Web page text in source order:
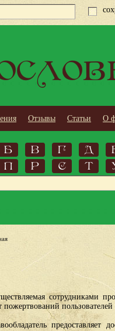
Отзывы Статьи О
Б В Г Д
П Р С Т
сотрудниками
пожертвований
предоставляет